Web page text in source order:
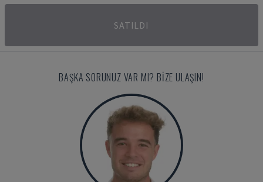
SATILDI
BAŞKA SORUNUZ VAR MI? BIZE ULAŞIN!